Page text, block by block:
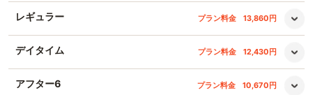
レギュラー プラン料金 13,860円
デイタイム プラン料金 12,430円
アフター6 プラン料金 10,670円